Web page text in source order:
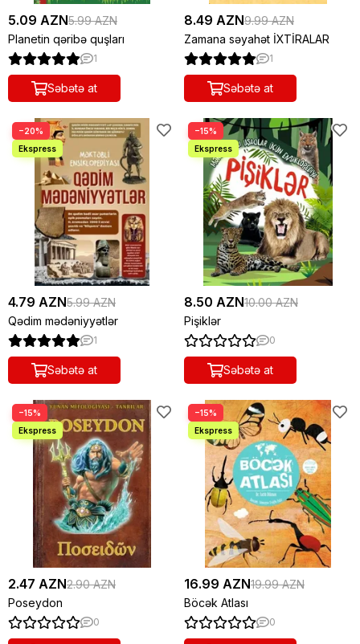
5.09 AZN5.99 AZN
Planetin qəribə quşları
1
Səbətə at
8.49 AZN9.99 AZN
Zamana səyahət İXTİRALAR
1
Səbətə at
−20%
4.79 AZN5.99 AZN
Qədim mədəniyyətlər
1
Səbətə at
−15%
8.50 AZN10.00 AZN
Pişiklər
0
Səbətə at
−15%
2.47 AZN2.90 AZN
Poseydon
0
−15%
16.99 AZN19.99 AZN
Böcək Atlası
0